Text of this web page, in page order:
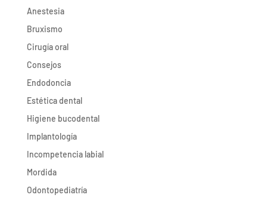
Anestesia
Bruxismo
Cirugía oral
Consejos
Endodoncia
Estética dental
Higiene bucodental
Implantología
Incompetencia labial
Mordida
Odontopediatría